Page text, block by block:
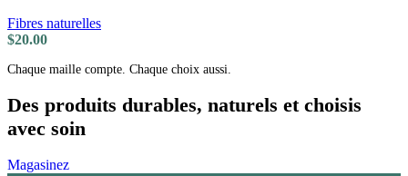
Fibres naturelles
$20.00
Chaque maille compte. Chaque choix aussi.
Des produits durables, naturels et choisis
avec soin
Magasinez